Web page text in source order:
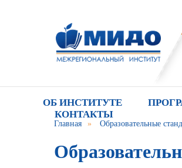
ОБ ИНСТИТУТЕ
КОНТАКТЫ
Главная » Образовательные